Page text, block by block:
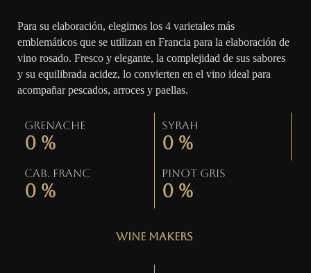
Para su elaboración, elegimos los 4 varietales más
emblemáticos que se utilizan en Francia para la elaboración de
vino rosado. Fresco y elegante, la complejidad de sus sabores
y su equilibrada acidez, lo convierten en el vino ideal para
acompañar pescados, arroces y paellas.
Grenache
0 %
Syrah
0 %
Cab. Franc
0 %
Pinot gris
0 %
Wine Makers